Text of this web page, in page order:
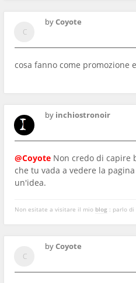
byCoyote
cosa fanno come promozione
by inchiostronoir
@Coyote Non credo di capire
che tu vada a vedere la
un'idea.
Non esitate a visitare il mio blog : parlo
byCoyote